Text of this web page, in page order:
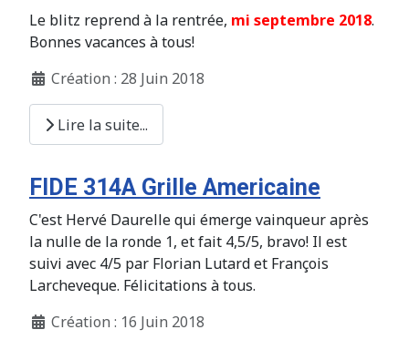
Le blitz reprend à la rentrée, mi septembre 2018.
Bonnes vacances à tous!
Création : 28 Juin 2018
Lire la suite...
FIDE 314A Grille Americaine
C'est Hervé Daurelle qui émerge vainqueur après
la nulle de la ronde 1, et fait 4,5/5, bravo! Il est
suivi avec 4/5 par Florian Lutard et François
Larcheveque. Félicitations à tous.
Création : 16 Juin 2018